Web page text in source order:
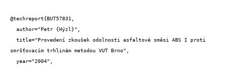
@techreport{BUT57831,
smršťovacím trhlinám metodou VUT Brno",